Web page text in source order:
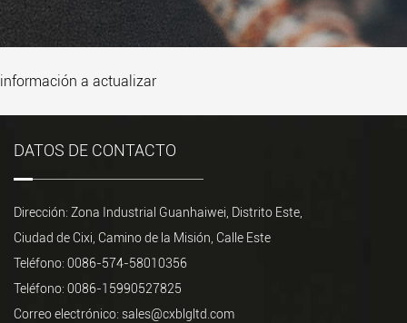
información a actualizar
DATOS DE CONTACTO
Dirección: Zona Industrial Guanhaiwei, Distrito Este,
Ciudad de Cixi, Camino de la Misión, Calle Este
Teléfono: 0086-574-58010356
Teléfono: 0086-15990527825
Correo electrónico: sales@cxblgltd.com